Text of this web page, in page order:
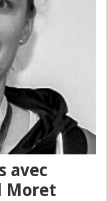
avec
Moret